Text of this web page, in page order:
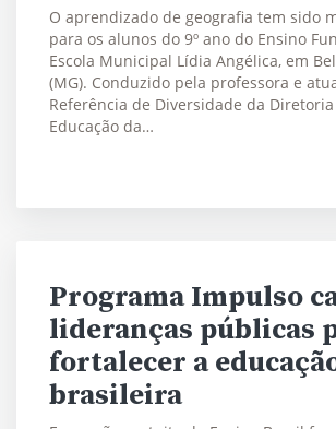
O aprendizado de geografia tem sido
para os alunos do 9º ano do Ensino
Escola Municipal Lídia Angélica, em
(MG). Conduzido pela professora e
Referência de Diversidade da
Educação da…
Programa Impulso
lideranças públicas
fortalecer a
brasileira